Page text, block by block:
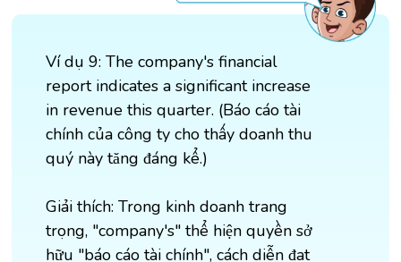
Ví dụ 9: The company's financial
report indicates a significant increase
in revenue this quarter. (Báo cáo tài
chính của công ty cho thấy doanh thu
quý này tăng đáng kể.)
Giải thích: Trong kinh doanh trang
trọng, "company's" thể hiện quyền sở
hữu "báo cáo tài chính", cách diễn đạt